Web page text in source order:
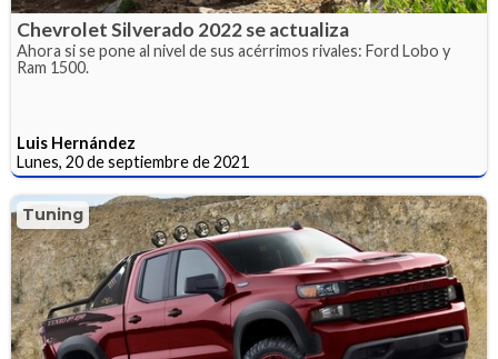
Chevrolet Silverado 2022 se actualiza
Ahora si se pone al nivel de sus acérrimos rivales: Ford Lobo y
Ram 1500.
Luis Hernández
Lunes, 20 de septiembre de 2021
Tuning